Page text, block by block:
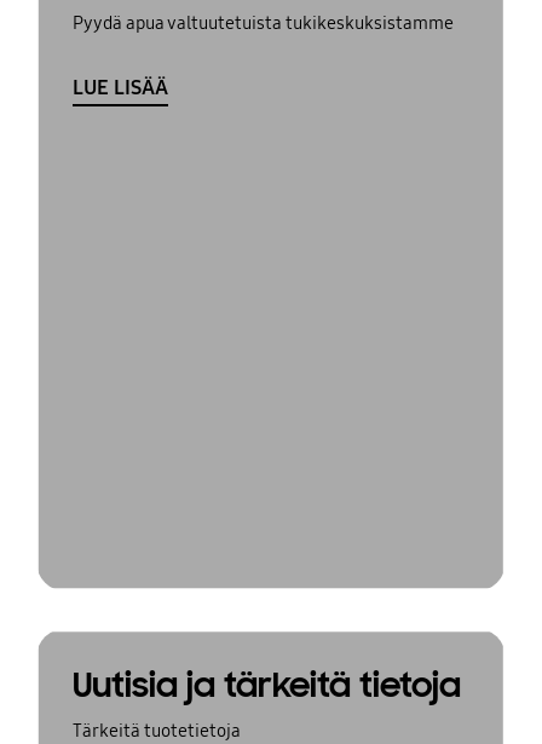
Pyydä apua valtuutetuista tukikeskuksistamme
LUE LISÄÄ
Uutisia ja tärkeitä tietoja
Tärkeitä tuotetietoja